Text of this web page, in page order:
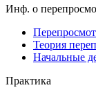
Инф. о
Теория
Начальные
Практика